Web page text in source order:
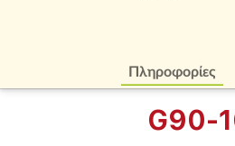
Πληροφορίες
G90-